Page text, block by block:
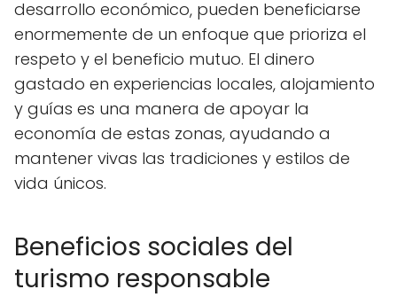
desarrollo económico, pueden beneficiarse
enormemente de un enfoque que prioriza el
respeto y el beneficio mutuo. El dinero
gastado en experiencias locales, alojamiento
y guías es una manera de apoyar la
economía de estas zonas, ayudando a
mantener vivas las tradiciones y estilos de
vida únicos.
Beneficios sociales del
turismo responsable